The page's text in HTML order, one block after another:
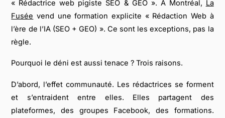
« Rédactrice web pigiste SEO & GEO ». À Montréal, La
Fusée vend une formation explicite « Rédaction Web à
l’ère de l’IA (SEO + GEO) ». Ce sont les exceptions, pas la
règle.
Pourquoi le déni est aussi tenace ? Trois raisons.
D’abord, l’effet communauté. Les rédactrices se forment
et s’entraident entre elles. Elles partagent des
plateformes, des groupes Facebook, des formations.